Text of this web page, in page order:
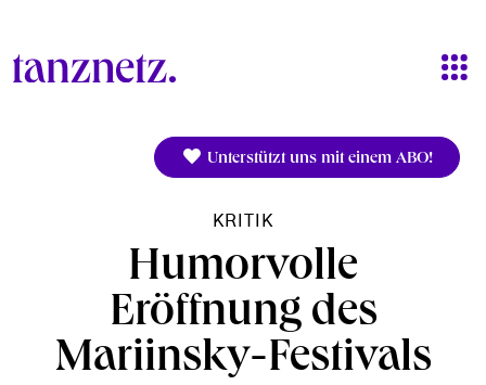
Unterstützt uns mit einem ABO!
KRITIK
Humorvolle
Eröffnung des
Mariinsky-Festivals